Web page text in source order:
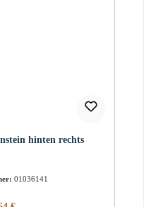
hinten rechts
01036141